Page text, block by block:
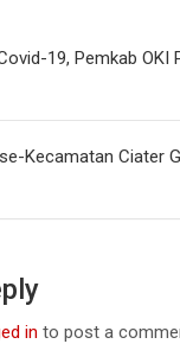
19, Pemkab OKI
Kecamatan Ciater
in to post a